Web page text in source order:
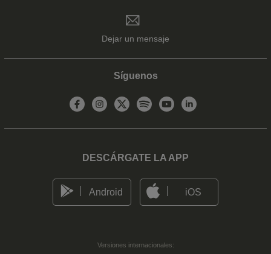
Dejar un mensaje
Síguenos
DESCÁRGATE LA APP
Android iOS
Versiones internacionales: